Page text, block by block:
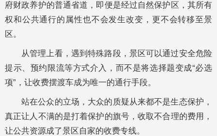
府财政养护的普通省道，即便是经过自然保护区，其所有
权和公共通行的属性也不会发生改变，更不会转移至景
区。
从管理上看，遇到特殊路段，景区可以通过安全危险
提示、预约限流等方式介入，而不是将选择题变成“必选
项”，让收费摆渡车成为唯一的通行手段。
站在公众的立场，大众的质疑从来都不是生态保护，
真正让人不满的是打着保护的旗号，收取不合理的费用，
让公共资源成了景区自家的收费专线。